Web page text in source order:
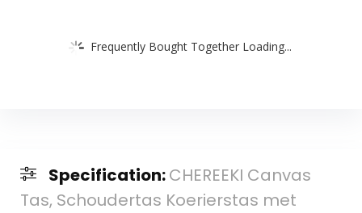
Frequently Bought Together Loading...
Specification:CHEREEKI Canvas
Tas, Schoudertas Koerierstas met